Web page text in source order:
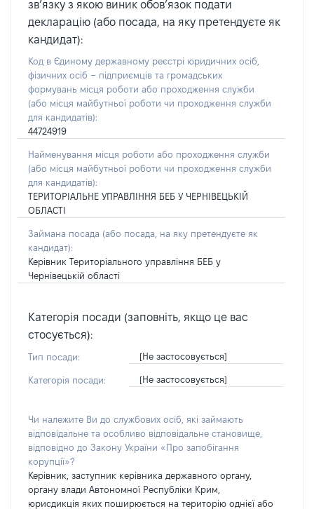
зв’язку з якою виник обов’язок подати
декларацію (або посада, на яку претендуєте як
кандидат):
Код в Єдиному державному реєстрі юридичних осіб,
фізичних осіб – підприємців та громадських
формувань місця роботи або проходження служби
(або місця майбутньої роботи чи проходження служби
для кандидатів):
44724919
Найменування місця роботи або проходження служби
(або місця майбутньої роботи чи проходження служби
для кандидатів):
ТЕРИТОРІАЛЬНЕ УПРАВЛІННЯ БЕБ У ЧЕРНІВЕЦЬКІЙ
ОБЛАСТІ
Займана посада (або посада, на яку претендуєте як
кандидат):
Керівник Територіального управління БЕБ у
Чернівецькій області
Категорія посади (заповніть, якщо це вас
стосується):
Тип посади: [Не застосовується]
Категорія посади: [Не застосовується]
Чи належите Ви до службових осіб, які займають
відповідальне та особливо відповідальне становище,
відповідно до Закону України «Про запобігання
корупції»?
Керівник, заступник керівника державного органу,
органу влади Автономної Республіки Крим,
юрисдикція яких поширюється на територію однієї або